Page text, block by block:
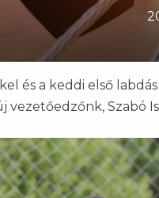
és a keddi első
Szabó